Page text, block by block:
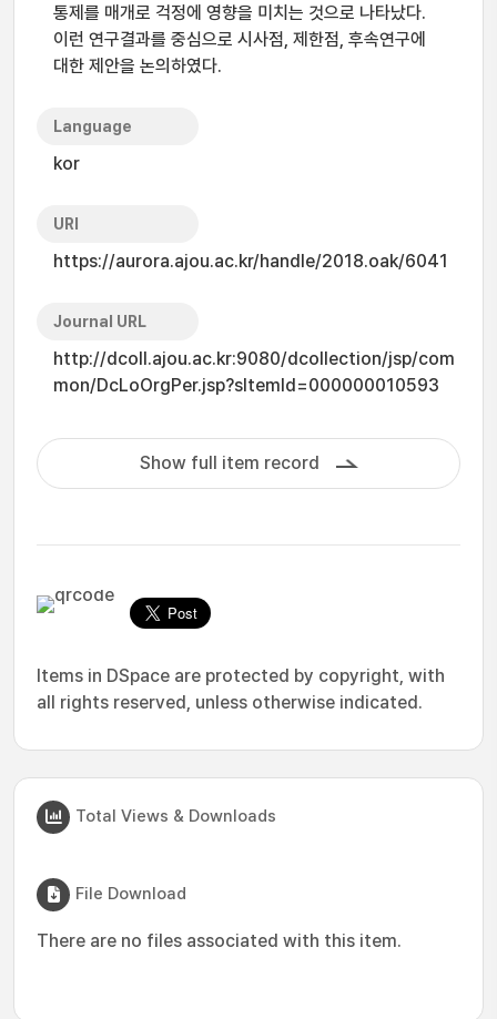
통제를 매개로 걱정에 영향을 미치는 것으로 나타났다.
이런 연구결과를 중심으로 시사점, 제한점, 후속연구에
대한 제안을 논의하였다.
Language
kor
URI
https://aurora.ajou.ac.kr/handle/2018.oak/6041
Journal URL
http://dcoll.ajou.ac.kr:9080/dcollection/jsp/com
mon/DcLoOrgPer.jsp?sItemId=000000010593
Show full item record
Items in DSpace are protected by copyright, with
all rights reserved, unless otherwise indicated.
Total Views & Downloads
File Download
There are no files associated with this item.